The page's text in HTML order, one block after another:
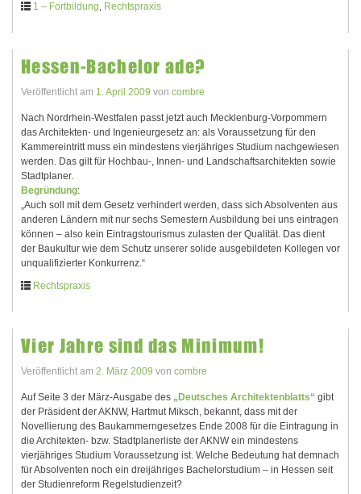
1 – Fortbildung, Rechtspraxis
Hessen-Bachelor ade?
Veröffentlicht am 1. April 2009 von combre
Nach Nordrhein-Westfalen passt jetzt auch Mecklenburg-Vorpommern
das Architekten- und Ingenieurgesetz an: als Voraussetzung für den
Kammereintritt muss ein mindestens vierjähriges Studium nachgewiesen
werden. Das gilt für Hochbau-, Innen- und Landschaftsarchitekten sowie
Stadtplaner.
Begründung:
„Auch soll mit dem Gesetz verhindert werden, dass sich Absolventen aus
anderen Ländern mit nur sechs Semestern Ausbildung bei uns eintragen
können – also kein Eintragstourismus zulasten der Qualität. Das dient
der Baukultur wie dem Schutz unserer solide ausgebildeten Kollegen vor
unqualifizierter Konkurrenz.“
Rechtspraxis
Vier Jahre sind das Minimum!
Veröffentlicht am 2. März 2009 von combre
Auf Seite 3 der März-Ausgabe des „Deutsches Architektenblatts“ gibt
der Präsident der AKNW, Hartmut Miksch, bekannt, dass mit der
Novellierung des Baukammerngesetzes Ende 2008 für die Eintragung in
die Architekten- bzw. Stadtplanerliste der AKNW ein mindestens
vierjähriges Studium Voraussetzung ist. Welche Bedeutung hat demnach
für Absolventen noch ein dreijähriges Bachelorstudium – in Hessen seit
der Studienreform Regelstudienzeit?